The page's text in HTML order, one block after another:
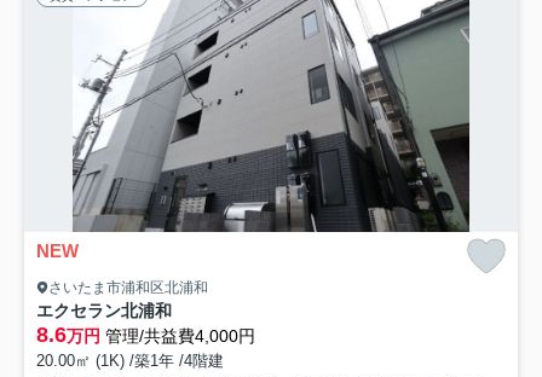
NEW
さいたま市浦和区北浦和
エクセラン北浦和
8.6万円 管理/共益費4,000円
20.00㎡ (1K) /築1年 /4階建